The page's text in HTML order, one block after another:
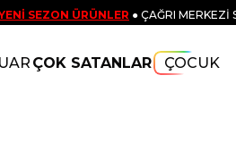
SEZON ÜRÜNLER ● ÇAĞRI MERKEZİ
ÇOK SATANLAR ÇOCUK